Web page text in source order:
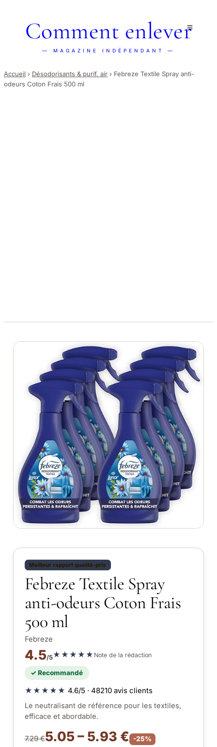
Comment enlever
— MAGAZINE INDÉPENDANT —
Accueil › Désodorisants & purif. air › Febreze Textile Spray anti-
odeurs Coton Frais 500 ml
Meilleur rapport qualité-prix
Febreze Textile Spray
anti-odeurs Coton Frais
500 ml
Febreze
4.5/5★★★★★ Note de la rédaction
✓ Recommandé
★★★★★ 4.6/5 · 48210 avis clients
Le neutralisant de référence pour les textiles,
efficace et abordable.
7.29 €5.05 – 5.93 € -25%